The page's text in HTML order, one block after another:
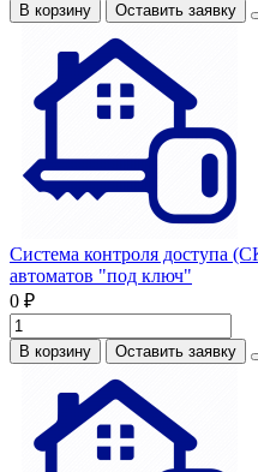
В корзину Оставить заявку
Система контроля доступа
автоматов "под ключ"
0 ₽
В корзину Оставить заявку